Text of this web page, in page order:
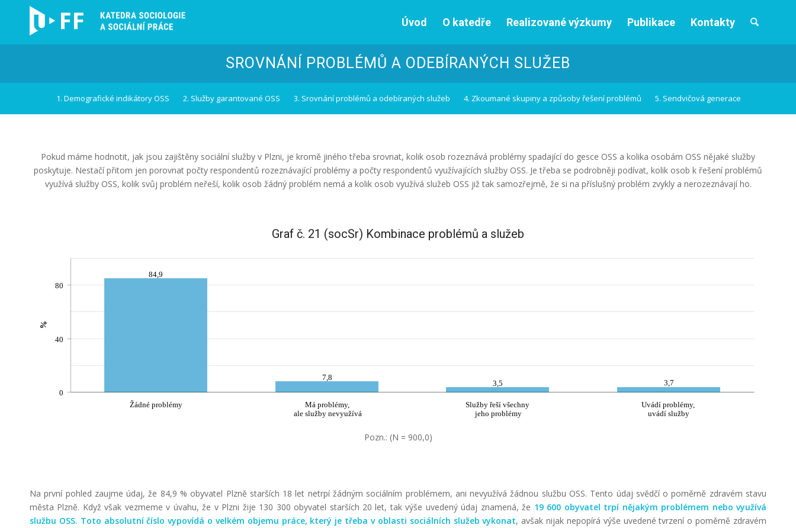
Úvod O katedře Realizované výzkumy Publikace Kontakty
SROVNÁNÍ PROBLÉMŮ A ODEBÍRANÝCH SLUŽEB
1. Demografické indikátory OSS 2. Služby garantované OSS 3. Srovnání problémů a odebíraných služeb 4. Zkoumané skupiny a způsoby řešení problémů 5. Sendvičová generace
Pokud máme hodnotit, jak jsou zajištěny sociální služby v Plzni, je kromě jiného třeba srovnat, kolik osob rozeznává problémy spadající do gesce OSS a kolika osobám OSS nějaké služby
poskytuje. Nestačí přitom jen porovnat počty respondentů rozeznávající problémy a počty respondentů využívajících služby OSS. Je třeba se podrobněji podívat, kolik osob k řešení problémů
využívá služby OSS, kolik svůj problém neřeší, kolik osob žádný problém nemá a kolik osob využívá služeb OSS již tak samozřejmě, že si na příslušný problém zvykly a nerozeznávají ho.
Graf č. 21 (socSr) Kombinace problémů a služeb
84,9
7,8
3,5 3,7
Žádné problémy
Má problémy,
ale služby nevyužívá
Služby řeší všechny
jeho problémy
Uvádí problémy,
uvádí služby
0
40
80
%
Pozn.: (N = 900,0)
Na první pohled zaujme údaj, že 84,9 % obyvatel Plzně starších 18 let netrpí žádným sociálním problémem, ani nevyužívá žádnou službu OSS. Tento údaj svědčí o poměrně zdravém stavu
města Plzně. Když však vezmeme v úvahu, že v Plzni žije 130 300 obyvatel starších 20 let, tak výše uvedený údaj znamená, že 19 600 obyvatel trpí nějakým problémem nebo využívá
službu OSS. Toto absolutní číslo vypovídá o velkém objemu práce, který je třeba v oblasti sociálních služeb vykonat, avšak nijak nepopírá výše uvedené tvrzení o poměrně zdravém